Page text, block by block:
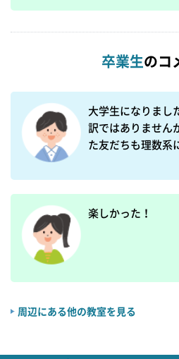
卒業生のコ
大学生になりまし
訳ではありません
た友だちも理数系
楽しかった！
周辺にある他の教室を見る